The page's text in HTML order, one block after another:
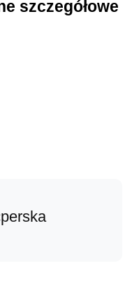
szczegółowe